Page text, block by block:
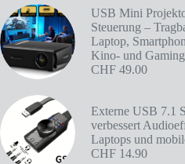
USB Mini
Steuerung –
Laptop,
Kino- und
CHF 49.00
Externe USB 7.1
verbessert
Laptops und
CHF 14.90